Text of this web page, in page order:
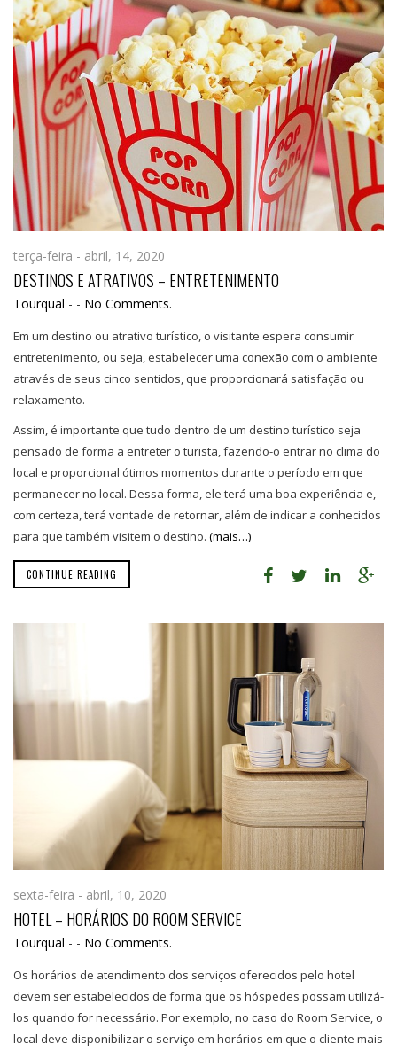
terça-feira - abril, 14, 2020
DESTINOS E ATRATIVOS – ENTRETENIMENTO
Tourqual - - No Comments.
Em um destino ou atrativo turístico, o visitante espera consumir
entretenimento, ou seja, estabelecer uma conexão com o ambiente
através de seus cinco sentidos, que proporcionará satisfação ou
relaxamento.
Assim, é importante que tudo dentro de um destino turístico seja
pensado de forma a entreter o turista, fazendo-o entrar no clima do
local e proporcional ótimos momentos durante o período em que
permanecer no local. Dessa forma, ele terá uma boa experiência e,
com certeza, terá vontade de retornar, além de indicar a conhecidos
para que também visitem o destino. (mais…)
CONTINUE READING
sexta-feira - abril, 10, 2020
HOTEL – HORÁRIOS DO ROOM SERVICE
Tourqual - - No Comments.
Os horários de atendimento dos serviços oferecidos pelo hotel
devem ser estabelecidos de forma que os hóspedes possam utilizá-
los quando for necessário. Por exemplo, no caso do Room Service, o
local deve disponibilizar o serviço em horários em que o cliente mais